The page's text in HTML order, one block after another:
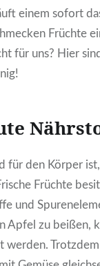
einem sofort
Früchte
für uns? Hier
für den Körper
Früchte
und
Apfel zu beißen,
werden.